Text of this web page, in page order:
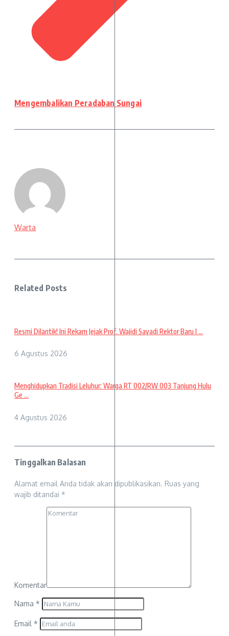
Mengembalikan Peradaban Sungai
Warta
Related Posts
Resmi Dilantik! Ini Rekam Jejak Prof. Wajidi Sayadi Rektor Baru I ...
6 Agustus 2026
Menghidupkan Tradisi Leluhur: Warga RT 002/RW 003 Tanjung Hulu
Ge ...
4 Agustus 2026
Tinggalkan Balasan
Alamat email Anda tidak akan dipublikasikan. Ruas yang
wajib ditandai *
Komentar
Nama *
Email *